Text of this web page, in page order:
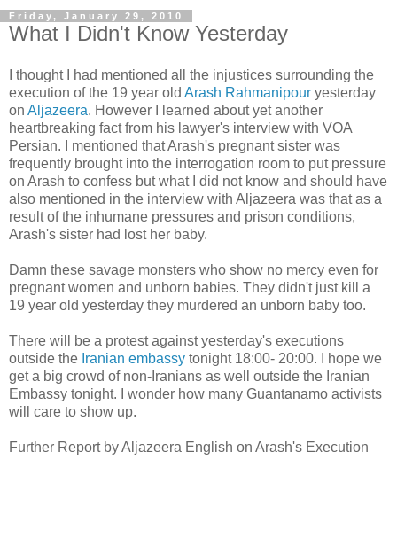
Friday, January 29, 2010
What I Didn't Know Yesterday
I thought I had mentioned all the injustices surrounding the
execution of the 19 year old Arash Rahmanipour yesterday
on Aljazeera. However I learned about yet another
heartbreaking fact from his lawyer's interview with VOA
Persian. I mentioned that Arash's pregnant sister was
frequently brought into the interrogation room to put pressure
on Arash to confess but what I did not know and should have
also mentioned in the interview with Aljazeera was that as a
result of the inhumane pressures and prison conditions,
Arash's sister had lost her baby.
Damn these savage monsters who show no mercy even for
pregnant women and unborn babies. They didn't just kill a
19 year old yesterday they murdered an unborn baby too.
There will be a protest against yesterday's executions
outside the Iranian embassy tonight 18:00- 20:00. I hope we
get a big crowd of non-Iranians as well outside the Iranian
Embassy tonight. I wonder how many Guantanamo activists
will care to show up.
Further Report by Aljazeera English on Arash's Execution